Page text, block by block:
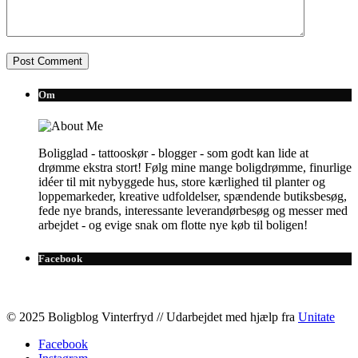
Om
Boligglad - tattooskør - blogger - som godt kan lide at
drømme ekstra stort! Følg mine mange boligdrømme, finurlige
idéer til mit nybyggede hus, store kærlighed til planter og
loppemarkeder, kreative udfoldelser, spændende butiksbesøg,
fede nye brands, interessante leverandørbesøg og messer med
arbejdet - og evige snak om flotte nye køb til boligen!
Facebook
© 2025 Boligblog Vinterfryd // Udarbejdet med hjælp fra Unitate
Facebook